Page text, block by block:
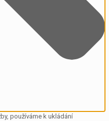
používáme k ukládání